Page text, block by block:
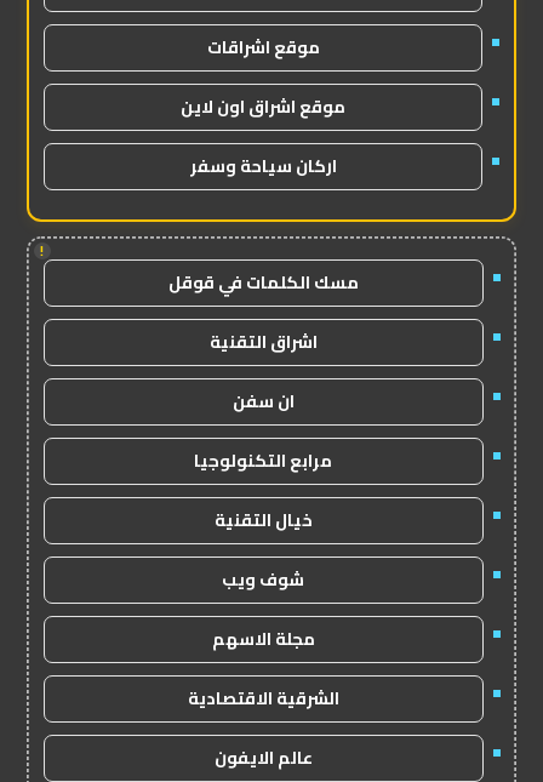
موقع اشراقات
موقع اشراق اون لاين
اركان سياحة وسفر
!
مسك الكلمات في قوقل
اشراق التقنية
ان سفن
مرابع التكنولوجيا
خيال التقنية
شوف ويب
مجلة الاسهم
الشرقية الاقتصادية
عالم الايفون